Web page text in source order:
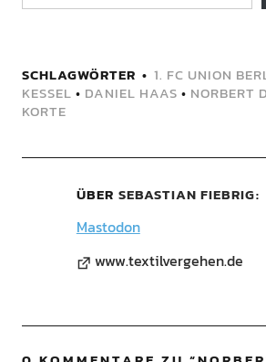
SCHLAGWÖRTER 1. FC UNION
KESSEL • DANIEL HAAS • NORBERT
KORTE
ÜBER SEBASTIAN FIEBRIG
Mastodon
www.textilvergehen.de